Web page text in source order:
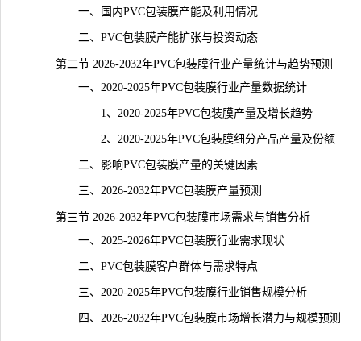
一、国内PVC包装膜产能及利用情况
二、PVC包装膜产能扩张与投资动态
第二节 2026-2032年PVC包装膜行业产量统计与趋势预测
一、2020-2025年PVC包装膜行业产量数据统计
1、2020-2025年PVC包装膜产量及增长趋势
2、2020-2025年PVC包装膜细分产品产量及份额
二、影响PVC包装膜产量的关键因素
三、2026-2032年PVC包装膜产量预测
第三节 2026-2032年PVC包装膜市场需求与销售分析
一、2025-2026年PVC包装膜行业需求现状
二、PVC包装膜客户群体与需求特点
三、2020-2025年PVC包装膜行业销售规模分析
四、2026-2032年PVC包装膜市场增长潜力与规模预测